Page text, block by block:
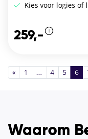
Kies voor logies of
259,-
« 1 ... 4 5 6
Waarom